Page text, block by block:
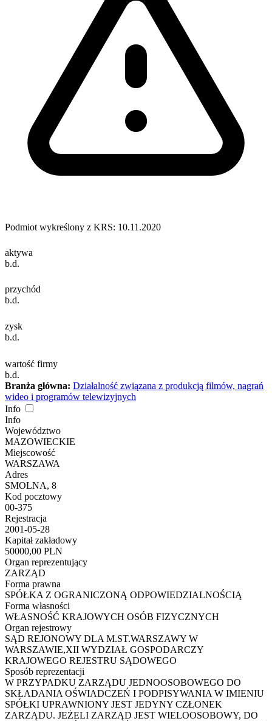
Podmiot wykreślony z KRS: 10.11.2020
aktywa
b.d.
przychód
b.d.
zysk
b.d.
wartość firmy
b.d.
Branża główna: Działalność związana z produkcją filmów, nagrań
wideo i programów telewizyjnych
Info
Info
Województwo
MAZOWIECKIE
Miejscowość
WARSZAWA
Adres
SMOLNA, 8
Kod pocztowy
00-375
Rejestracja
2001-05-28
Kapitał zakładowy
50000,00 PLN
Organ reprezentujący
ZARZĄD
Forma prawna
SPÓŁKA Z OGRANICZONĄ ODPOWIEDZIALNOŚCIĄ
Forma własności
WŁASNOŚĆ KRAJOWYCH OSÓB FIZYCZNYCH
Organ rejestrowy
SĄD REJONOWY DLA M.ST.WARSZAWY W
WARSZAWIE,XII WYDZIAŁ GOSPODARCZY
KRAJOWEGO REJESTRU SĄDOWEGO
Sposób reprezentacji
W PRZYPADKU ZARZĄDU JEDNOOSOBOWEGO DO
SKŁADANIA OŚWIADCZEŃ I PODPISYWANIA W IMIENIU
SPÓŁKI UPRAWNIONY JEST JEDYNY CZŁONEK
ZARZĄDU. JEŻELI ZARZĄD JEST WIELOOSOBOWY, DO